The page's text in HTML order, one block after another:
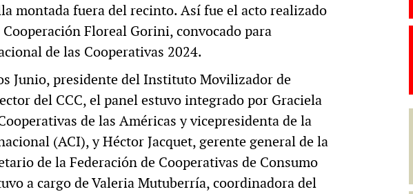
montada fuera del recinto. Así fue el acto realizado
Floreal Gorini, convocado para
de las Cooperativas 2024.
Junio, presidente del Instituto Movilizador de
del CCC, el panel estuvo integrado por Graciela
de las Américas y vicepresidenta de la
(ACI), y Héctor Jacquet, gerente general de la
de la Federación de Cooperativas de Consumo
a cargo de Valeria Mutuberría, coordinadora del